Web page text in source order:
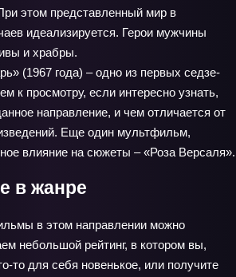
этом представленный мир в
идеализируется. Герои мужчины
и храбры.
(1967 года) – одно из первых седзе-
к просмотру, если интересно узнать,
направление, и чем отличается от
Еще один мультфильм,
влияние на сюжеты – «Роза Версаля».
в жанре
в этом направлении можно
небольшой рейтинг, в котором вы,
то для себя новенькое, или получите